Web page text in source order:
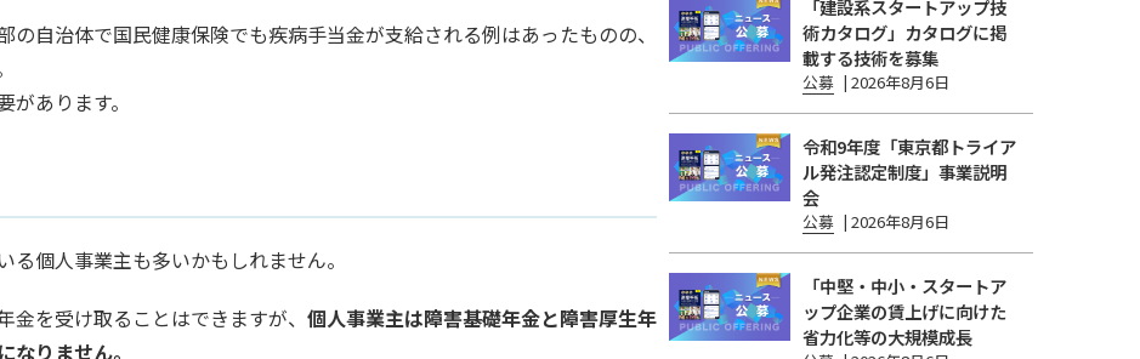
自治体で国民健康保険でも疾病手当金が支給される例はあったものの、
あります。
個人事業主も多いかもしれません。
を受け取ることはできますが、 個人事業主は障害基礎年金と障害厚生年
りません。
「建設系スタートアップ技
術カタログ」カタログに掲
載する技術を募集
公募 | 2026年8月6日
令和9年度「東京都トライア
ル発注認定制度」事業説明
会
公募 | 2026年8月6日
「中堅・中小・スタートア
ップ企業の賃上げに向けた
省力化等の大規模成長